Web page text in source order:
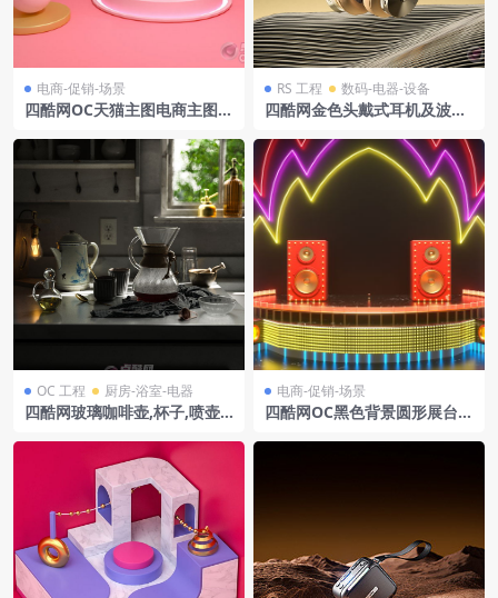
电商-促销-场景
四酷网OC天猫主图电商主图电
RS 工程 数码-电器-设备
四酷网金色头戴式耳机及波浪
OC 工程 厨房-浴室-电器
四酷网玻璃咖啡壶,杯子,喷壶
电商-促销-场景
四酷网OC黑色背景圆形展台红
程